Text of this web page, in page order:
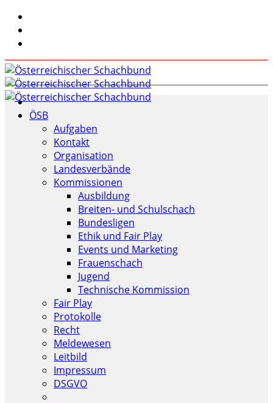
ÖSB
Aufgaben
Kontakt
Organisation
Landesverbände
Kommissionen
Ausbildung
Breiten- und Schulschach
Bundesligen
Ethik und Fair Play
Events und Marketing
Frauenschach
Jugend
Technische Kommission
Fair Play
Protokolle
Recht
Meldewesen
Leitbild
Impressum
DSGVO